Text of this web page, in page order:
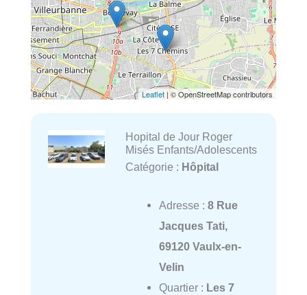
Leaflet| © OpenStreetMap contributors
Hopital de Jour Roger
Misés Enfants/Adolescents
Catégorie : Hôpital
Adresse : 8 Rue
Jacques Tati,
69120 Vaulx-en-
Velin
Quartier : Les 7